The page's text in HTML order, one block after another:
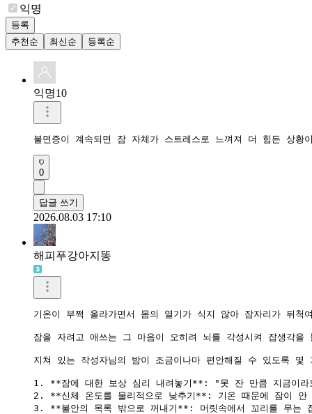
익명
등록
추천순
최신순 등록순
익명10
불면증이 계속되면 잠 자체가 스트레스로 느껴져 더 힘든 상
0
답글 쓰기
2026.08.03 17:10
해피푸강아지똥
기온이 부쩍 올라가면서 몸의 열기가 식지 않아 잠자리가 뒤
잠을 자려고 애쓰는 그 마음이 오히려 뇌를 각성시켜 잡생각
지쳐 있는 작성자님의 밤이 조금이나마 편안해질 수 있도록 몇
1. **잠에 대한 보상 심리 내려놓기**: "못 잔 만큼 지금이라
2. **신체 온도를 물리적으로 낮추기**: 기온 때문에 잠이 안
3. **불안의 목록 밖으로 꺼내기**: 머릿속에서 꼬리를 무는